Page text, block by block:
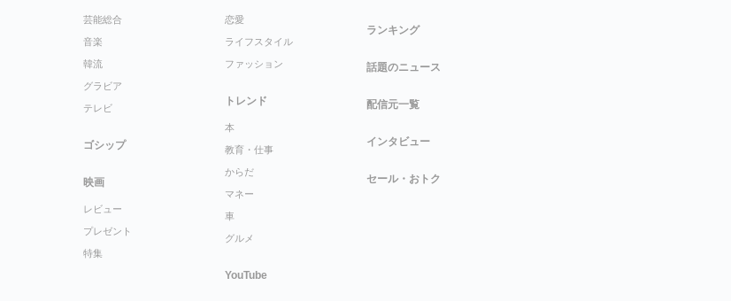
芸能総合
音楽
韓流
グラビア
テレビ
ゴシップ
映画
レビュー
プレゼント
特集
恋愛
ライフスタイル
ファッション
トレンド
本
教育・仕事
からだ
マネー
車
グルメ
YouTube
ランキング
話題のニュース
配信元一覧
インタビュー
セール・おトク